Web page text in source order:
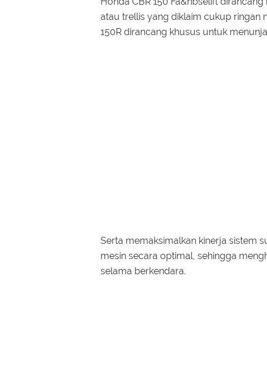
atau trellis yang diklaim cukup ringan
150R dirancang khusus untuk
Serta memaksimalkan kinerja sistem
mesin secara optimal, sehingga
selama berkendara.